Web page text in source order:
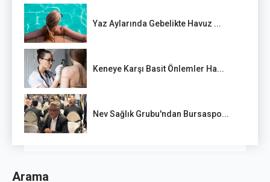
Yaz Aylarında Gebelikte Havuz ...
Keneye Karşı Basit Önlemler Ha...
Nev Sağlık Grubu'ndan Bursaspo...
Arama